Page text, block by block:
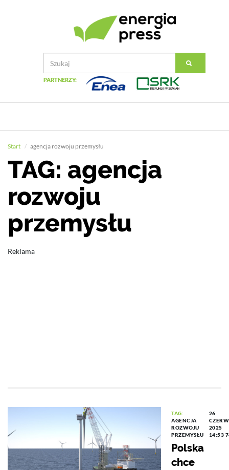
PARTNERZY:
Start agencja rozwoju przemysłu
TAG: agencja
rozwoju
przemysłu
Reklama
TAG:
AGENCJA
ROZWOJU
PRZEMYSŁU
26
2025
14:53
Polska
chce